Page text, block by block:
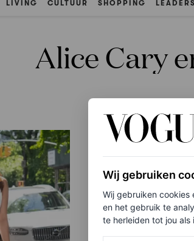
LIVING CULTUUR SHOPPING LEADERS
Alice Cary
Wij gebruiken
Wij gebruiken
en het gebruik te
te herleiden tot jou als